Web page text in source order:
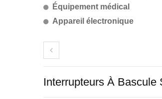
Équipement médical
Appareil électronique
Interrupteurs À